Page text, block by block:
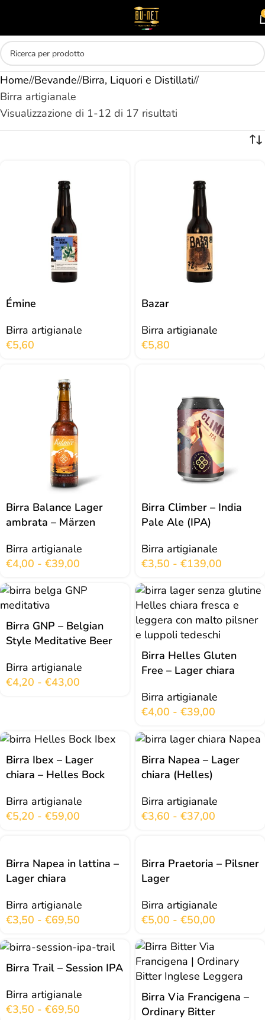
Home/ Bevande/ Birra, Liquori e Distillati/
Birra artigianale
Visualizzazione di 1-12 di 17 risultati
Émine
Birra artigianale
€5,60
Bazar
Birra artigianale
€5,80
Birra Balance Lager
ambrata – Märzen
Birra artigianale
€4,00 - €39,00
Birra Climber – India
Pale Ale (IPA)
Birra artigianale
€3,50 - €139,00
Birra GNP – Belgian
Style Meditative Beer
Birra artigianale
€4,20 - €43,00
Birra Helles Gluten
Free – Lager chiara
Birra artigianale
€4,00 - €39,00
Birra Ibex – Lager
chiara – Helles Bock
Birra artigianale
€5,20 - €59,00
Birra Napea – Lager
chiara (Helles)
Birra artigianale
€3,60 - €37,00
Birra Napea in lattina –
Lager chiara
Birra artigianale
€3,50 - €69,50
Birra Praetoria – Pilsner
Lager
Birra artigianale
€5,00 - €50,00
Birra Trail – Session IPA
Birra artigianale
€3,50 - €69,50
Birra Via Francigena –
Ordinary Bitter